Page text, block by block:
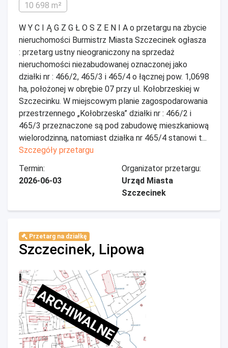
10 698 m²
W Y C I Ą G Z G Ł O S Z E N I A o przetargu na zbycie
nieruchomości Burmistrz Miasta Szczecinek ogłasza
: przetarg ustny nieograniczony na sprzedaż
nieruchomości niezabudowanej oznaczonej jako
działki nr : 466/2, 465/3 i 465/4 o łącznej pow. 1,0698
ha, położonej w obrębie 07 przy ul. Kołobrzeskiej w
Szczecinku. W miejscowym planie zagospodarowania
przestrzennego „Kołobrzeska” działki nr : 466/2 i
465/3 przeznaczone są pod zabudowę mieszkaniową
wielorodzinną, natomiast działka nr 465/4 stanowi t...
Szczegóły przetargu
Termin:
2026-06-03
Organizator przetargu:
Urząd Miasta
Szczecinek
Przetarg na działkę
Szczecinek, Lipowa
ARCHIWALNE